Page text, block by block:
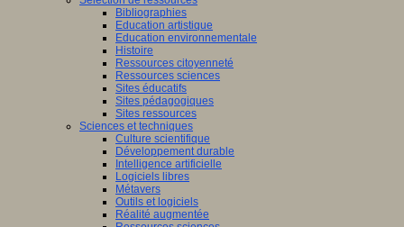
Bibliographies
Education artistique
Education environnementale
Histoire
Ressources citoyenneté
Ressources sciences
Sites éducatifs
Sites pédagogiques
Sites ressources
Sciences et techniques
Culture scientifique
Développement durable
Intelligence artificielle
Logiciels libres
Métavers
Outils et logiciels
Réalité augmentée